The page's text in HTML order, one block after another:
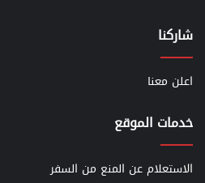
شاركنا
اعلن معنا
خدمات الموقع
الاستعلام عن المنع من السفر